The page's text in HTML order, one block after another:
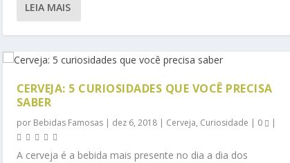
LEIA MAIS
CERVEJA: 5 CURIOSIDADES QUE VOCÊ PRECISA
SABER
por Bebidas Famosas| dez 6, 2018| Cerveja, Curiosidade | 0 |
A cerveja é a bebida mais presente no dia a dia dos